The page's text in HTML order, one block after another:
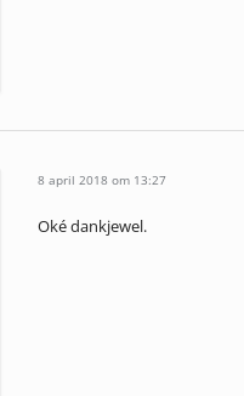
8 april 2018 om 13:27
Oké dankjewel.